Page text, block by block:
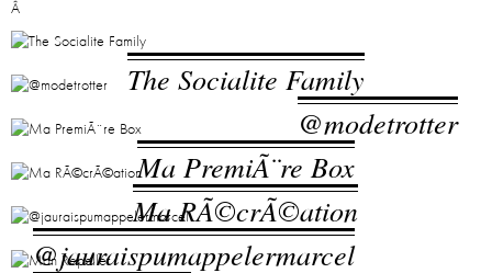
Â
The Socialite Family
@modetrotter
Ma PremiÃ¨re Box
Ma RÃ©crÃ©ation
@jauraispumappelermarcel